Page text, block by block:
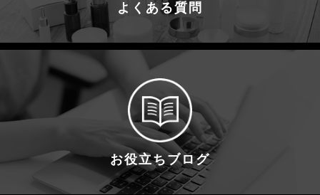
よくある質問
お役立ちブログ